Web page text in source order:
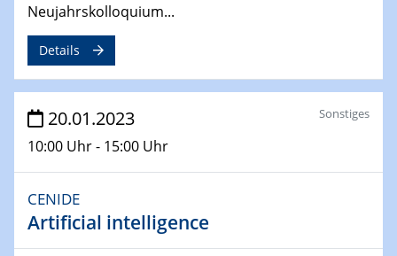
Ruhrgebiet
17.05.2023
UDE Thema "Sicherheitsaspekte beim
Ausblasen von Wasserstoff in die
Atmosphäre"
Lehrstuhl für Strömungsmechanik und Simulation
22.05.2023 - 24.05.2023
Pint of Science Duisburg
Neujahrskolloquium...
Details
20.01.2023
10:00 Uhr - 15:00 Uhr
Sonstiges
CENIDE
Artificial intelligence